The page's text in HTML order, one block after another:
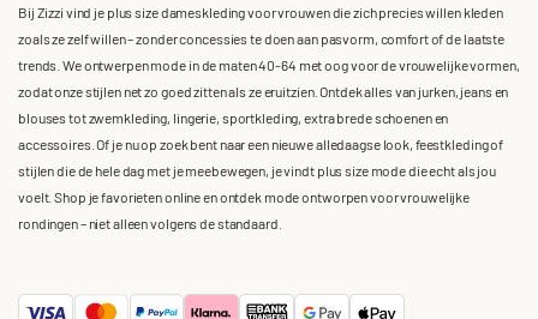
Bij Zizzi vind je plus size dameskleding voor vrouwen die zich precies willen kleden
zoals ze zelf willen – zonder concessies te doen aan pasvorm, comfort of de laatste
trends. We ontwerpen mode in de maten 40-64 met oog voor de vrouwelijke vormen,
zodat onze stijlen net zo goed zitten als ze eruitzien. Ontdek alles van jurken, jeans en
blouses tot zwemkleding, lingerie, sportkleding, extra brede schoenen en
accessoires. Of je nu op zoek bent naar een nieuwe alledaagse look, feestkleding of
stijlen die de hele dag met je meebewegen, je vindt plus size mode die echt als jou
voelt. Shop je favorieten online en ontdek mode ontworpen voor vrouwelijke
rondingen – niet alleen volgens de standaard.